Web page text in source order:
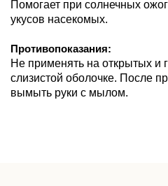
Помогает при солнечных
укусов насекомых.
Противопоказания:
Не применять на открытых и
слизистой оболочке. После
вымыть руки с мылом.